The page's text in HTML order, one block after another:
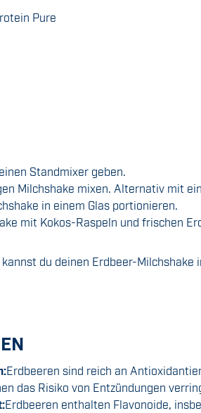
Pure
Standmixer geben.
Milchshake mixen. Alternativ mit
in einem Glas portionieren.
mit Kokos-Raspeln und frischen
du deinen Erdbeer-
Erdbeeren sind reich an
das Risiko von Entzündungen
Erdbeeren enthalten Flavonoide,